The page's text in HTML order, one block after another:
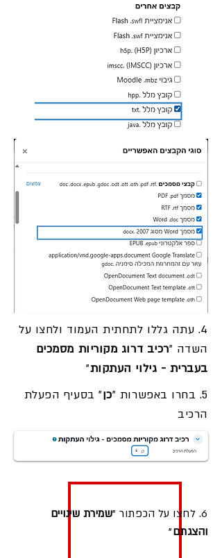
4. עתה גללו לתחתית העמוד ולחצו על
השדה "רכיב דרוג מקוריות מסמכים
בעברית - גילוי העתקות"
5. בחרו באפשרות "
כן" בסעיף הפעלת
הרכיב
6. לחצו על הכפתור "
שמירת שינויים
והצגתם"